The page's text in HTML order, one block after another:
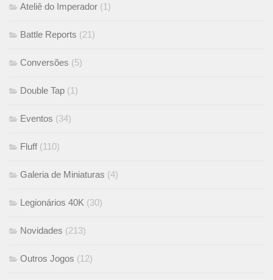
Ateliê do Imperador (1)
Battle Reports (21)
Conversões (5)
Double Tap (1)
Eventos (34)
Fluff (110)
Galeria de Miniaturas (4)
Legionários 40K (30)
Novidades (213)
Outros Jogos (12)